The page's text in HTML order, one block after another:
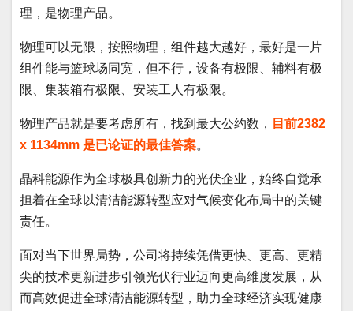
理，是物理产品。
物理可以无限，按照物理，组件越大越好，最好是一片
组件能与篮球场同宽，但不行，设备有极限、辅料有极
限、集装箱有极限、安装工人有极限。
物理产品就是要考虑所有，找到最大公约数，
目前2382
x 1134mm 是已论证的最佳答案。
晶科能源作为全球极具创新力的光伏企业，始终自觉承
担着在全球以清洁能源转型应对气候变化布局中的关键
责任。
面对当下世界局势，公司将持续凭借更快、更高、更精
尖的技术更新进步引领光伏行业迈向更高维度发展，从
而高效促进全球清洁能源转型，助力全球经济实现健康